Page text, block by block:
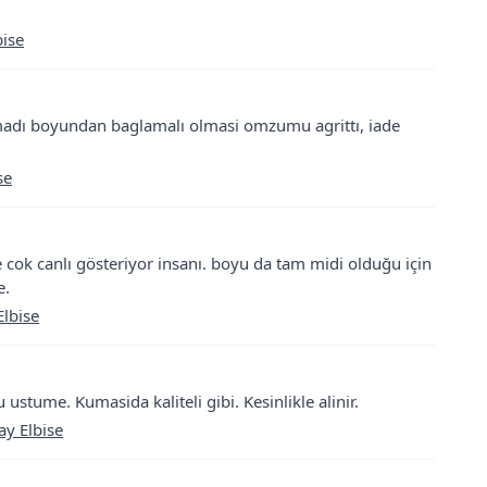
boyundan baglamalı olmasi omzumu agrittı, iade
canlı gösteriyor insanı. boyu da tam midi olduğu için
Kumasida kaliteli gibi. Kesinlikle alinir.
Elbise